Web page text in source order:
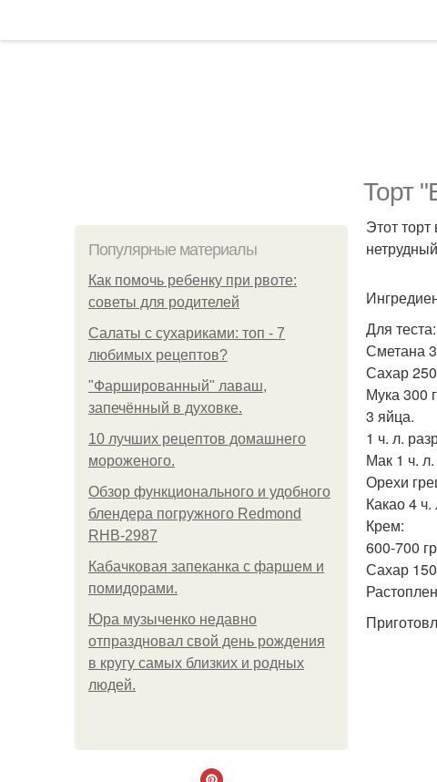
Торт
Популярные материалы
Как помочь ребенку при рвоте:
советы для родителей
Салаты с сухариками: топ - 7
любимых рецептов?
"Фаршированный" лаваш,
запечённый в духовке.
10 лучших рецептов домашнего
мороженого.
Обзор функционального и удобного
блендера погружного Redmond
RHB-2987
Кабачковая запеканка с фаршем и
помидорами.
Юра музыченко недавно
отпраздновал свой день рождения
в кругу самых близких и родных
людей.
Этот
Для теста:
Сметана
Сахар
Мука 300
3 яйца.
1 ч. л.
Мак 1 ч. л.
Орехи
Какао 4 ч.
Крем:
600-700
Сахар